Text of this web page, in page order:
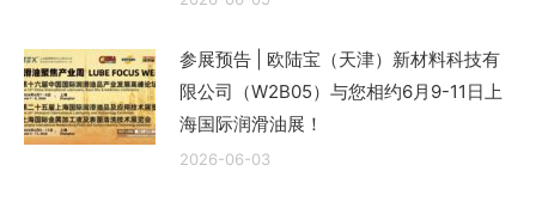
参展预告 | 欧陆宝（天津）新材料科技有
限公司（W2B05）与您相约6月9-11日上
海国际润滑油展！
2026-06-03